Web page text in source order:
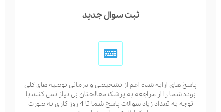
ثبت سوال جدید
پاسخ های ارایه شده اعم از تشخیصی و درمانی توصیه های کلی
بوده شما را از مراجعه به پزشک معالجتان بی نیاز نمی کنند.با
توجه به تعداد زیاد سوالات پاسخ شما تا 4 روز کاری به صورت